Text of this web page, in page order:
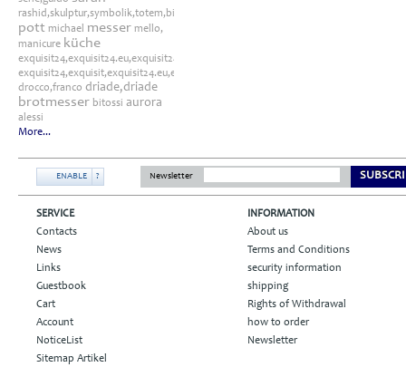
rashid,skulptur,symbolik,totem,bitossi
pott michael messer mello,
manicure küche
exquisit24,exquisit24.eu,exquisit24.de,driade,odette,tafelaufsatz,schale,silber
drocco,franco driade,driade
brotmesser bitossi aurora
alessi
More...
ENABLE ? Newsletter
SERVICE
Contacts
News
Links
Guestbook
Cart
Account
NoticeList
Sitemap Artikel
INFORMATION
About us
Terms and Conditions
security information
shipping
Rights of Withdrawal
how to order
Newsletter